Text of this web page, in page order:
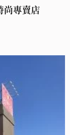
尚專賣店